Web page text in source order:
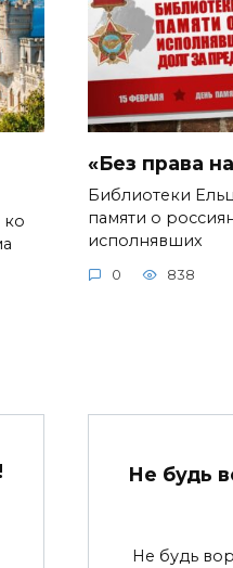
ко
«Без права
Библиотеки
памяти о
исполнявших
0 838
Не будь
Не будь